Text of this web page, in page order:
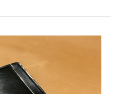
2025年4月 [7]
2025年3月 [1]